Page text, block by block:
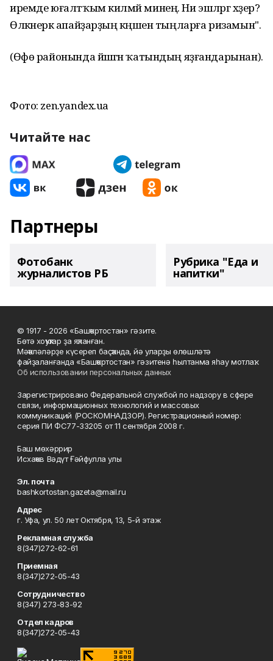
иремде юғалтҡым килмәй минең. Ни эшләргә хәҙер?
Өлкәнерәк апайҙарҙың кәңәшен тыңларға ризамын".
(Өфө районында йәшәгән ҡатындың яҙғандарынан).
Фото: zen.yandex.ua
Читайте нас
Партнеры
Фотобанк
журналистов РБ
Рубрика "Еда и
напитки"
© 1917 - 2026 «Башҡортостан» гәзите.
Бөтә хоҡуҡтар ҙа яҡланған.
Мәҡәләләрҙе күсереп баҫҡанда, йә уларҙы өлөшләтә
файҙаланғанда «Башҡортостан» гәзитенә һылтанма яһау мотлаҡ.
Об использовании персональных данных
Зарегистрировано Федеральной службой по надзору в сфере
связи, информационных технологий и массовых
коммуникаций (РОСКОМНАДЗОР). Регистрационный номер:
серия ПИ ФС77-33205 от 11 сентября 2008 г.
Баш мөхәррир
Исхаҡов Вәдүт Ғәйфулла улы
Эл. почта
bashkortostan.gazeta@mail.ru
Адрес
г. Уфа, ул. 50 лет Октября, 13, 5-й этаж
Рекламная служба
8(347)272-62-61
Приемная
8(347)272-05-43
Сотрудничество
8(347) 273-83-92
Отдел кадров
8(347)272-05-43